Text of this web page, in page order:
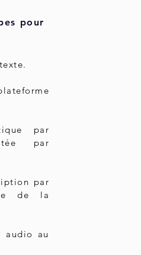
pour
par
par
par
de la
audio au